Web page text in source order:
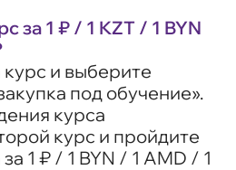
за 1 ₽ / 1 KZT / 1 BYN
и выберите
под обучение».
курса
курс и пройдите
1 ₽ / 1 BYN / 1 AMD / 1